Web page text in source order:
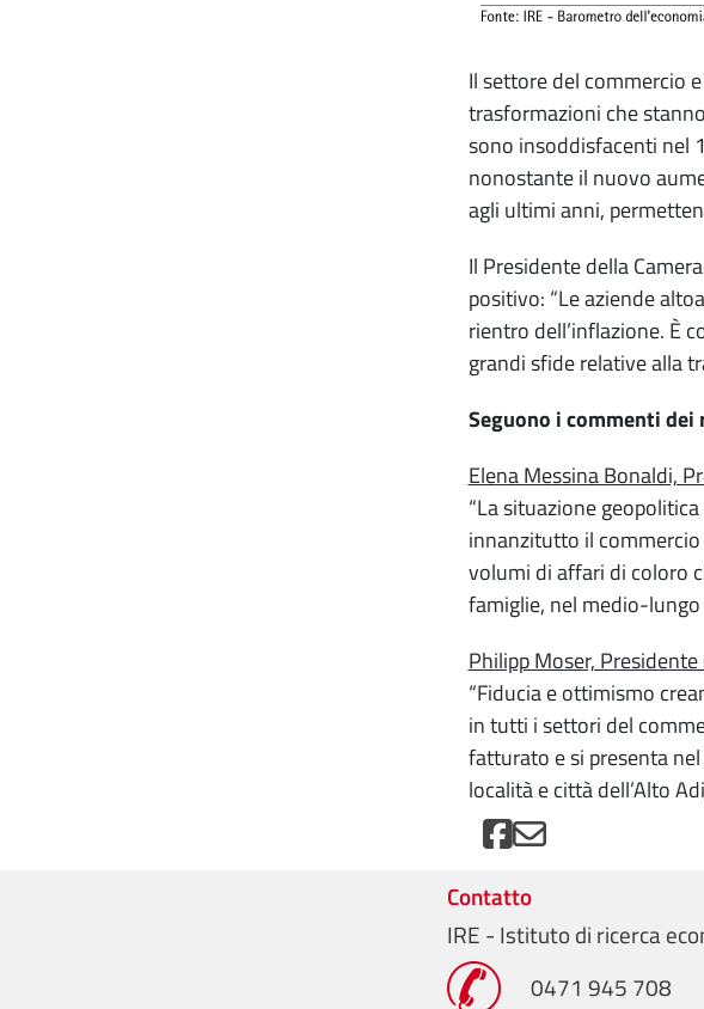
Il settore del commercio
trasformazioni che
sono insoddisfacenti nel
nonostante il nuovo
agli ultimi anni,
Il Presidente della
positivo: “Le aziende
rientro dell’inflazione. È
grandi sfide relative alla
Seguono i commenti
Elena Messina Bonaldi,
“La situazione
innanzitutto il
volumi di affari di coloro
famiglie, nel medio-
Philipp Moser,
“Fiducia e ottimismo
in tutti i settori del
fatturato e si presenta
località e città dell’Alto
Contatto
IRE - Istituto di ricerca
0471 945 708